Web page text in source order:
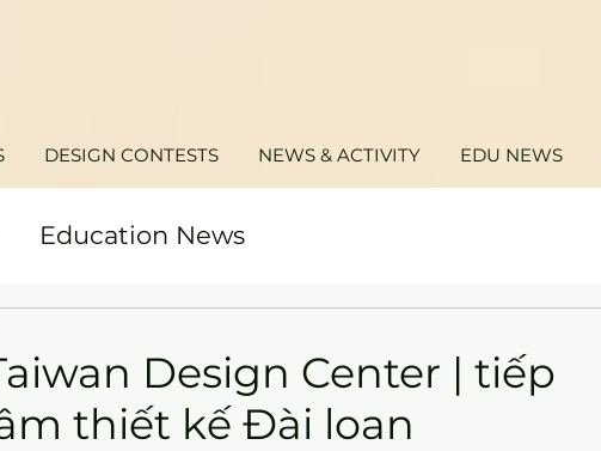
DESIGN CONTESTS NEWS & ACTIVITY EDU NEWS
Education News
Design Center | tiếp
thiết kế Đài loan